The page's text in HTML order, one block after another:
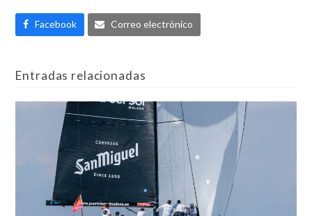
Facebook Correo electrónico
Entradas relacionadas